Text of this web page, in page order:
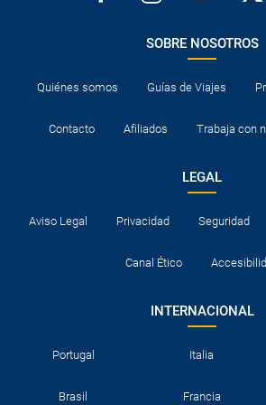
SOBRE NOSOTROS
Quiénes somos Guías de Viajes
Contacto Afiliados Trabaja con
LEGAL
Aviso Legal Privacidad Seguridad
Canal Ético
INTERNACIONAL
Portugal Italia
Brasil Francia